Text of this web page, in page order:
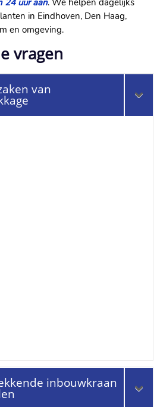
in Eindhoven, Den Haag,
en omgeving.
vragen
van
inbouwkraan